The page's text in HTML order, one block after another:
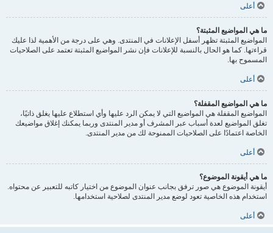
أعلى
ما هي المواضيع المثبتة؟
المواضيع المثبتة تظهر أسفل الإعلانات في المنتدى. وهي على درجة من الأهمية لذا عليك
قراءتها. كما هو الحال بالنسبة للإعلانات فإن نشر المواضيع المثبتة تعتمد على الصلاحيات
المسموح بها.
أعلى
ما هي المواضيع المقفلة؟
المواضيع المقفلة هي المواضيع التي لا يمكن الرد عليها وأي استطلاع عليها يغلق ذاتيًا،
تغلق المواضيع لعدة أسباب عبر المشرف أو مدير المنتدى وربما يمكنك إغلاق مواضيعك
الخاصة اعتمادًا على الصلاحيات الممنوحة لك من مدير المنتدى.
أعلى
ما هي أيقونة الموضوع؟
أيقونة الموضوع هي صور ترفق بجانب عنوان الموضوع من اختيار كاتبه للتعبير عن محتواه.
استخدام هذه الخاصية تعود لوضع مدير المنتدى لصلاحية استخدامها.
أعلى